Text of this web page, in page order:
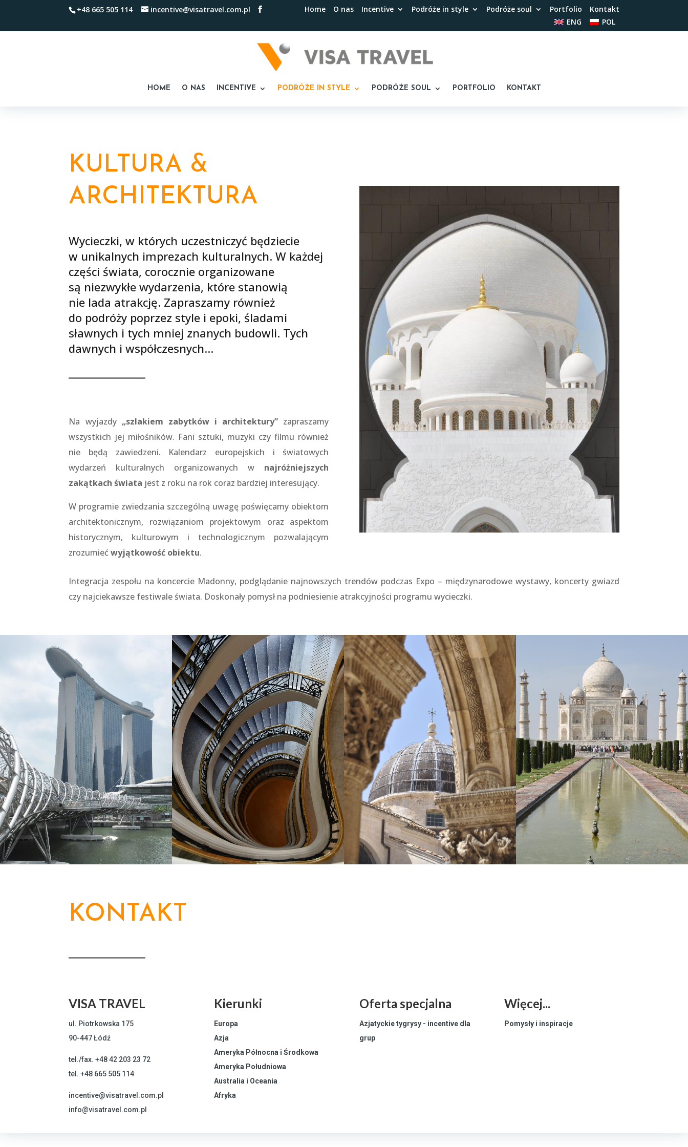
+48 665 505 114 incentive@visatravel.com.pl Home O nas Incentive Podróże in style Podróże soul Portfolio
Kontakt
ENG
POL
HOME O NAS INCENTIVE PODRÓŻE IN STYLE PODRÓŻE SOUL PORTFOLIO KONTAKT
KULTURA &
ARCHITEKTURA
Wycieczki, w których uczestniczyć będziecie
w unikalnych imprezach kulturalnych. W każdej
części świata, corocznie organizowane
są niezwykłe wydarzenia, które stanowią
nie lada atrakcję. Zapraszamy również
do podróży poprzez style i epoki, śladami
sławnych i tych mniej znanych budowli. Tych
dawnych i współczesnych…
Na wyjazdy „szlakiem zabytków i architektury” zapraszamy
wszystkich jej miłośników. Fani sztuki, muzyki czy filmu również
nie będą zawiedzeni. Kalendarz europejskich i światowych
wydarzeń kulturalnych organizowanych w najróżniejszych
zakątkach świata jest z roku na rok coraz bardziej interesujący.
W programie zwiedzania szczególną uwagę poświęcamy obiektom
architektonicznym, rozwiązaniom projektowym oraz aspektom
historycznym, kulturowym i technologicznym pozwalającym
zrozumiećwyjątkowość obiektu.
Integracja zespołu na koncercie Madonny, podglądanie najnowszych trendów podczas Expo – międzynarodowe wystawy, koncerty gwiazd
czy najciekawsze festiwale świata. Doskonały pomysł na podniesienie atrakcyjności programu wycieczki.
KONTAKT
VISA TRAVEL
ul. Piotrkowska 175
90-447 Łódź
tel./fax.+48 42 203 23 72
tel.+48 665 505 114
incentive@visatravel.com.pl
info@visatravel.com.pl
Kierunki
Europa
Azja
Ameryka Północna i Środkowa
Ameryka Południowa
Australia i Oceania
Afryka
Oferta specjalna
Azjatyckie tygrysy - incentive dla
grup
Więcej...
Pomysły i inspiracje